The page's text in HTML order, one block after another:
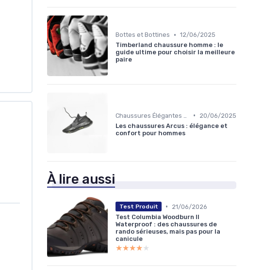
Bottes et Bottines • 12/06/2025
Timberland chaussure homme : le
guide ultime pour choisir la meilleure
paire
•
20/06/2025
Les chaussures Arcus : élégance et
confort pour hommes
À lire aussi
Test Produit •
21/06/2026
Test Columbia Woodburn II
Waterproof : des chaussures de
rando sérieuses, mais pas pour la
canicule
★★★★★
★★★★★